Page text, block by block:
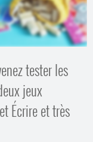
tester les
jeux
Écrire et très